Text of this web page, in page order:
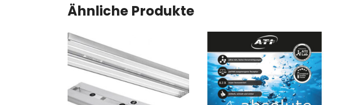
Ähnliche Produkte